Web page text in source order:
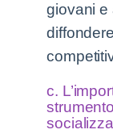
giovani e
c.